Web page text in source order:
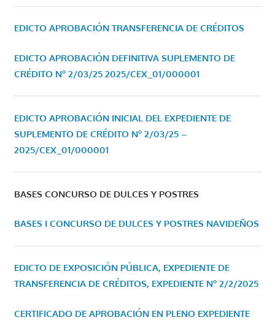
EDICTO APROBACIÓN TRANSFERENCIA DE CRÉDITOS
EDICTO APROBACIÓN DEFINITIVA SUPLEMENTO DE
CRÉDITO Nº 2/03/25 2025/CEX_01/000001
EDICTO APROBACIÓN INICIAL DEL EXPEDIENTE DE
SUPLEMENTO DE CRÉDITO Nº 2/03/25 –
2025/CEX_01/000001
BASES CONCURSO DE DULCES Y POSTRES
BASES I CONCURSO DE DULCES Y POSTRES NAVIDEÑOS
EDICTO DE EXPOSICIÓN PÚBLICA, EXPEDIENTE DE
TRANSFERENCIA DE CRÉDITOS, EXPEDIENTE Nº 2/2/2025
CERTIFICADO DE APROBACIÓN EN PLENO EXPEDIENTE